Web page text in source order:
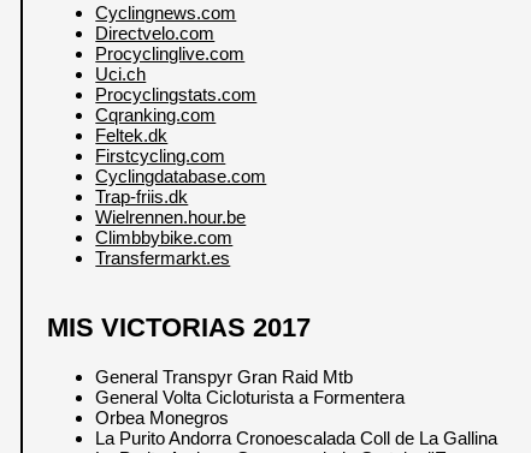
Cyclingnews.com
Directvelo.com
Procyclinglive.com
Uci.ch
Procyclingstats.com
Cqranking.com
Feltek.dk
Firstcycling.com
Cyclingdatabase.com
Trap-friis.dk
Wielrennen.hour.be
Climbbybike.com
Transfermarkt.es
MIS VICTORIAS 2017
General Transpyr Gran Raid Mtb
General Volta Cicloturista a Formentera
Orbea Monegros
La Purito Andorra Cronoescalada Coll de La Gallina